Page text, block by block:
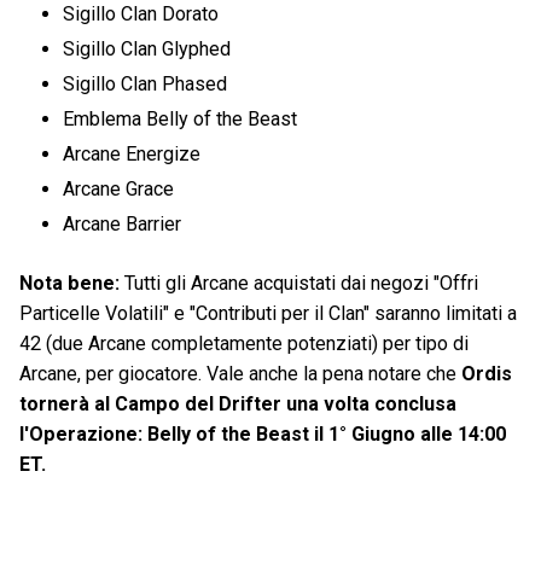
Sigillo Clan Dorato
Sigillo Clan Glyphed
Sigillo Clan Phased
Emblema Belly of the Beast
Arcane Energize
Arcane Grace
Arcane Barrier
Nota bene: Tutti gli Arcane acquistati dai negozi "Offri
Particelle Volatili" e "Contributi per il Clan" saranno limitati a
42 (due Arcane completamente potenziati) per tipo di
Arcane, per giocatore. Vale anche la pena notare che Ordis
tornerà al Campo del Drifter una volta conclusa
l'Operazione: Belly of the Beast il 1° Giugno alle 14:00
ET.